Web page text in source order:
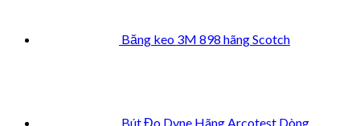
Băng keo 3M 898 hãng Scotch
Bút Đo Dyne Hãng Arcotest Dòng